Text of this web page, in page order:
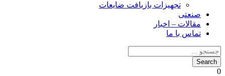
تجهیزات بازیافت ضایعات
صنعتی
مقالات – اخبار
تماس با ما
0